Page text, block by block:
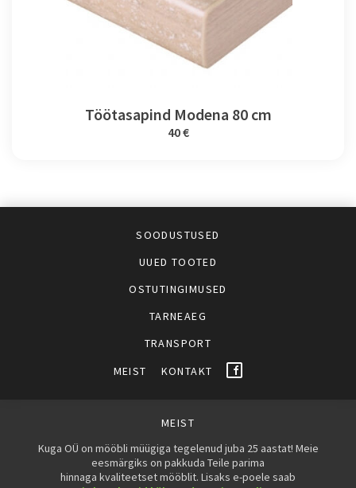
Töötasapind Modena 80 cm
40 €
SOODUSTUSED
UUED TOOTED
OSTUTINGIMUSED
TARNEAEG
TRANSPORT
MEIST
KONTAKT
MEIST
Kuga OÜ on mööbli müügiga tegelenud juba 25 aastat! Meie
eesmärgiks on pakkuda Teile parima
hinnaga kvaliteetset mööblit. Lisaks e-poele saab